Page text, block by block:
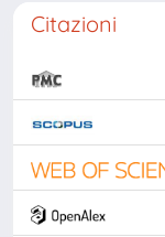
Citazioni